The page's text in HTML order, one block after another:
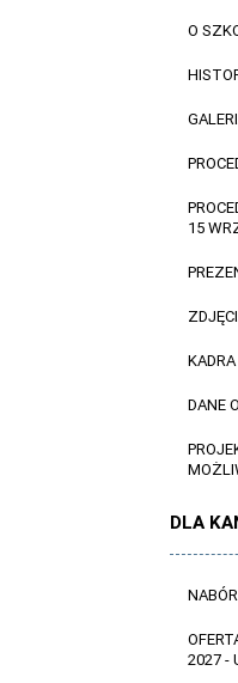
O
15
DANE
DLA
2027 -